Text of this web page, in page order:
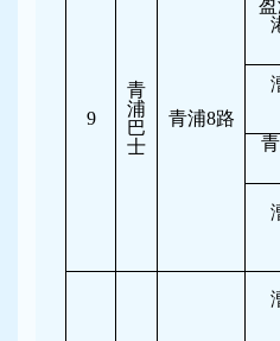
9
青
浦
巴
士
青浦8路